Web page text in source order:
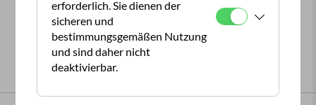
erforderlich. Sie dienen der
sicheren und
bestimmungsgemäßen Nutzung
und sind daher nicht
deaktivierbar.